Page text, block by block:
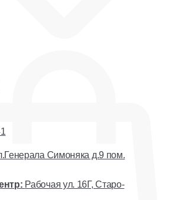
Симоняка д.9 пом.
Рабочая ул. 16Г, Старо-